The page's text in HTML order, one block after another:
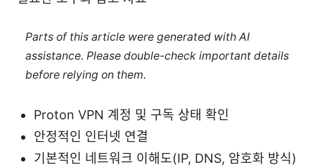
Parts of this article were generated with AI
assistance. Please double-check important details
before relying on them.
Proton VPN 계정 및 구독 상태 확인
안정적인 인터넷 연결
기본적인 네트워크 이해도(IP, DNS, 암호화 방식)